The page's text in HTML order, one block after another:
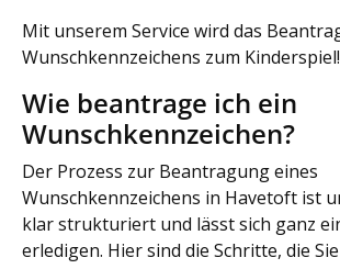
Mit unserem Service wird das
Wunschkennzeichens zum Kinderspiel!
Wie beantrage ich ein
Wunschkennzeichen?
Der Prozess zur Beantragung eines
Wunschkennzeichens in Havetoft ist
klar strukturiert und lässt sich ganz
erledigen. Hier sind die Schritte, die